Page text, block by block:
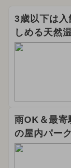
3歳以下は入
しめる天然
雨OK＆最寄
の屋内パーク